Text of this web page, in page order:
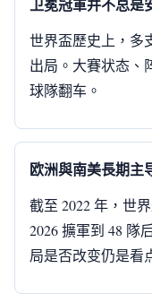
世界盃歷史上，多
出局。大賽状态、
球隊翻车。
欧洲與南美長期主
截至 2022 年，世
2026 擴軍到 48 隊
局是否改变仍是看